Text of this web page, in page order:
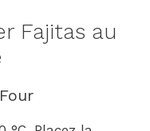
Fajitas au